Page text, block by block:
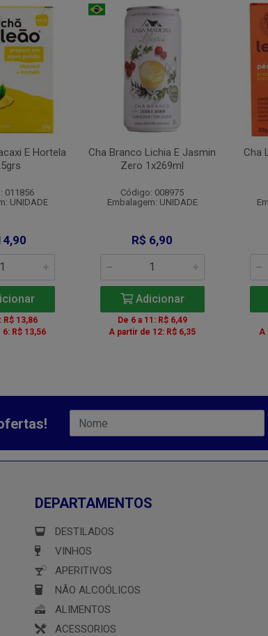
E Hortela
011856
UNIDADE
R$ 13,86
R$ 13,56
Cha Branco Lichia E Jasmin
Zero 1x269ml
Código: 008975
Embalagem: UNIDADE
R$ 6,90
Adicionar
De 6 a 11: R$ 6,49
A partir de 12: R$ 6,35
Cha
A
DEPARTAMENTOS
DESTILADOS
VINHOS
APERITIVOS
NÃO ALCOÓLICOS
ALIMENTOS
ACESSORIOS